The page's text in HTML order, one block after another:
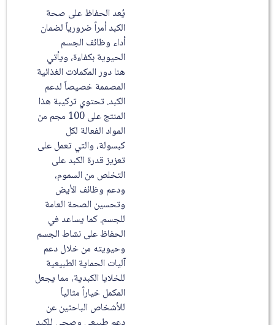
يُعد الحفاظ على صحة
الكبد أمراً ضرورياً لضمان
أداء وظائف الجسم
الحيوية بكفاءة، ويأتي
هنا دور المكملات الغذائية
المصممة خصيصاً لدعم
الكبد. تحتوي تركيبة هذا
المنتج على 100 مجم من
المواد الفعالة لكل
كبسولة، والتي تعمل على
تعزيز قدرة الكبد على
التخلص من السموم،
ودعم وظائف الأيض
وتحسين الصحة العامة
للجسم. كما يساعد في
الحفاظ على نشاط الجسم
وحيويته من خلال دعم
آليات الحماية الطبيعية
للخلايا الكبدية، مما يجعل
المكمل خياراً مثالياً
للأشخاص الباحثين عن